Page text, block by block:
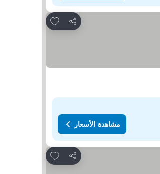
مشاركة
Add to favorites
مشاهدة الأسعار
مشاركة
Add to favorites